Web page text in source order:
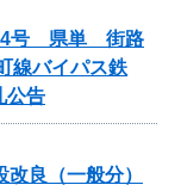
号 県単 街路
線バイパス鉄
公告
良（一般分）